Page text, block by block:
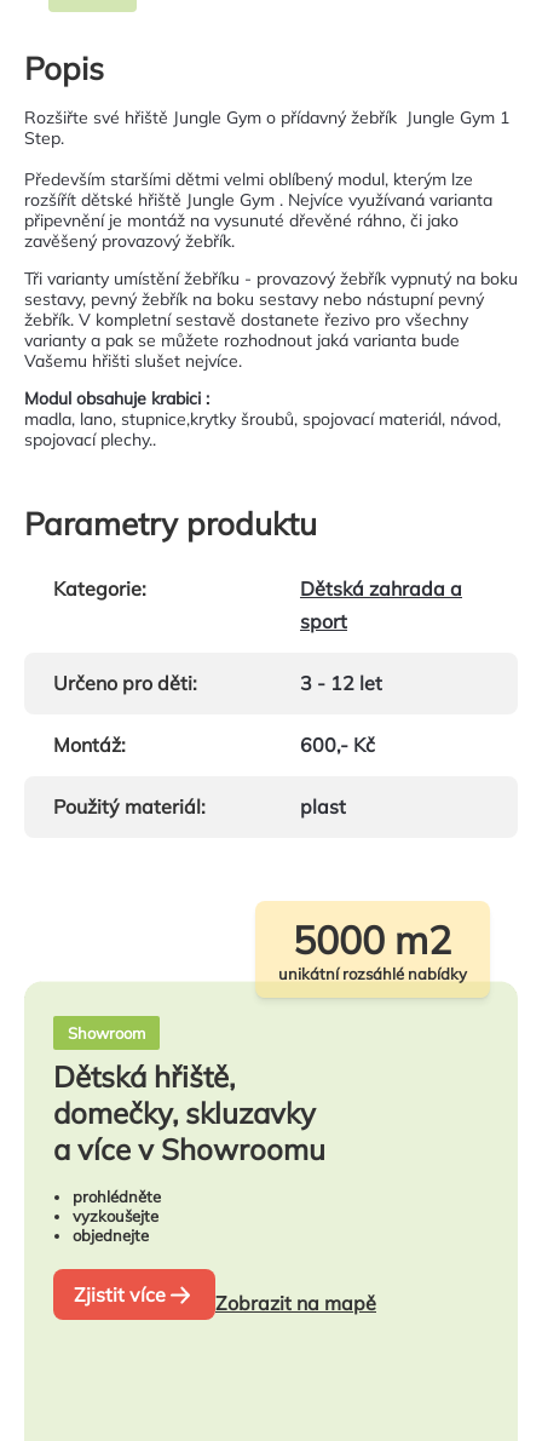
Popis
Rozšiřte své hřiště Jungle Gym o přídavný žebřík Jungle Gym 1
Step.
Především staršími dětmi velmi oblíbený modul, kterým lze
rozšířít dětské hřiště Jungle Gym . Nejvíce využívaná varianta
připevnění je montáž na vysunuté dřevěné ráhno, či jako
zavěšený provazový žebřík.
Tři varianty umístění žebříku - provazový žebřík vypnutý na boku
sestavy, pevný žebřík na boku sestavy nebo nástupní pevný
žebřík. V kompletní sestavě dostanete řezivo pro všechny
varianty a pak se můžete rozhodnout jaká varianta bude
Vašemu hřišti slušet nejvíce.
Modul obsahuje krabici :
madla, lano, stupnice,krytky šroubů, spojovací materiál, návod,
spojovací plechy..
Parametry produktu
Kategorie:
Dětská zahrada a
sport
Určeno pro děti: 3 - 12 let
Montáž: 600,- Kč
Použitý materiál: plast
Showroom
Dětská hřiště,
domečky, skluzavky
a více v Showroomu
prohlédněte
vyzkoušejte
objednejte
Zjistit více Zobrazit na mapě
5000 m2
unikátní rozsáhlé nabídky